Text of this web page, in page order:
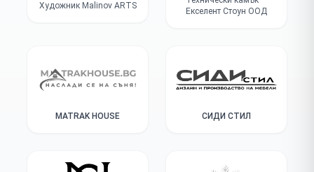
Художник Malinov ARTS
Екселент Стоун ООД
MATRAK HOUSE СИДИ СТИЛ